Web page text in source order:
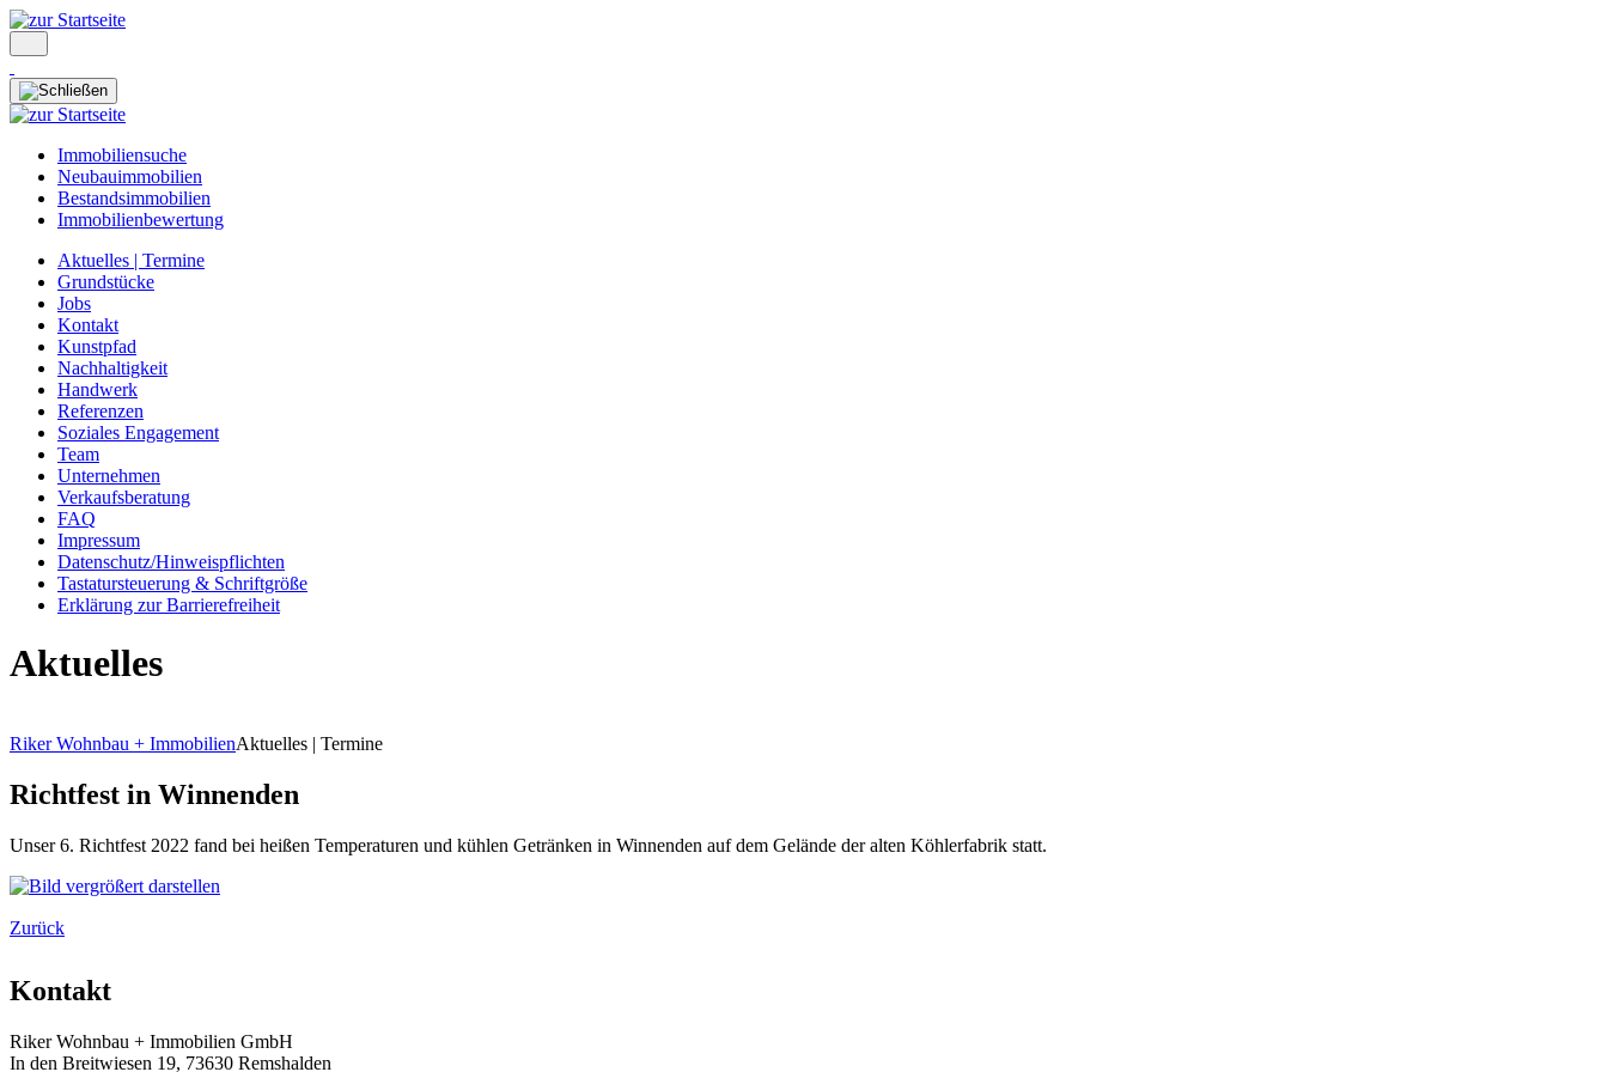
Immobiliensuche
Neubauimmobilien
Bestandsimmobilien
Immobilienbewertung
Aktuelles | Termine
Grundstücke
Jobs
Kontakt
Kunstpfad
Nachhaltigkeit
Handwerk
Referenzen
Soziales Engagement
Team
Unternehmen
Verkaufsberatung
FAQ
Impressum
Datenschutz/Hinweispflichten
Tastatursteuerung & Schriftgröße
Erklärung zur Barrierefreiheit
Aktuelles
Riker Wohnbau + ImmobilienAktuelles | Termine
Richtfest in Winnenden
Unser 6. Richtfest 2022 fand bei heißen Temperaturen und kühlen Getränken in Winnenden auf dem Gelände der alten Köhlerfabrik statt.
Zurück
Kontakt
Riker Wohnbau + Immobilien GmbH
In den Breitwiesen 19, 73630 Remshalden